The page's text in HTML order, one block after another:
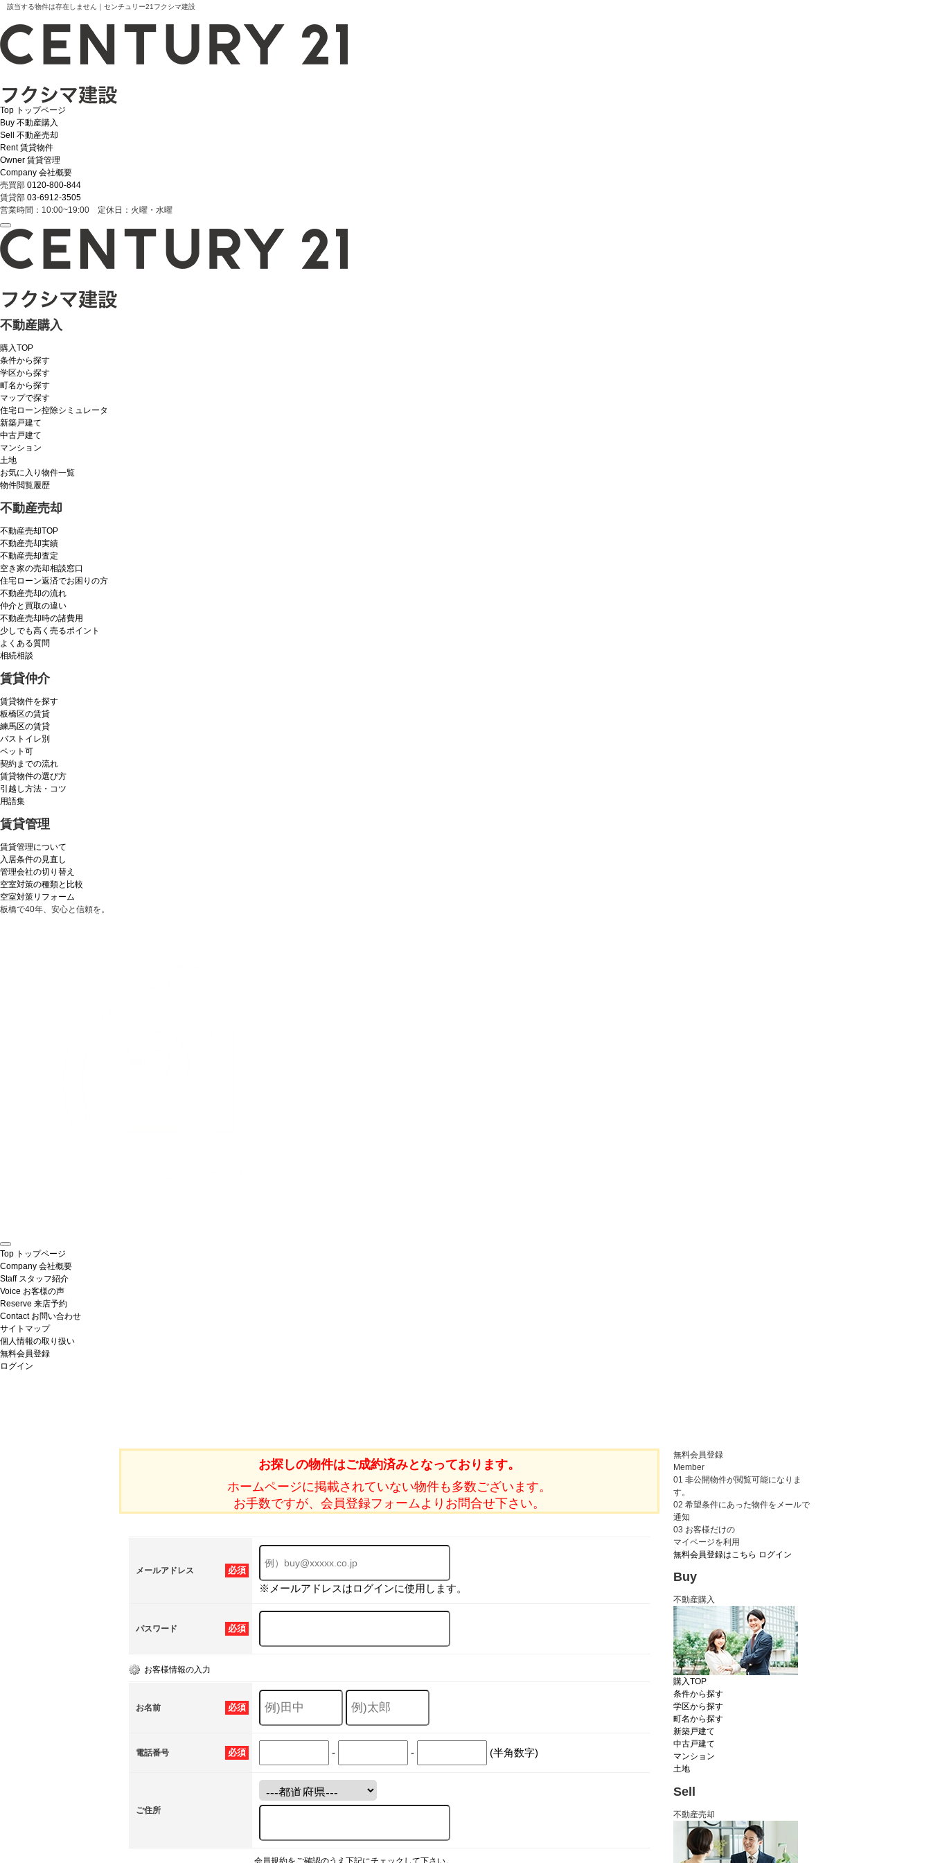
該当する物件は存在しません｜センチュリー21フクシマ建設
Top トップページ
Buy 不動産購入
Sell
不動産売却
Rent 賃貸物件
Owner 賃貸管理
Company 会社概要
売買部 0120-800-844
賃貸部 03-6912-3505
営業時間：10:00~19:00 定休日：火曜・水曜
不動産購入
購入TOP
条件から探す
学区から探す
町名から探す
マップで探す
住宅ローン控除シミュレータ
新築戸建て
中古戸建て
マンション
土地
お気に入り物件一覧
物件閲覧履歴
不動産売却
不動産売却TOP
不動産売却実績
不動産売却査定
空き家の売却相談窓口
住宅ローン返済でお困りの方
不動産売却の流れ
仲介と買取の違い
不動産売却時の諸費用
少しでも高く売るポイント
よくある質問
相続相談
賃貸仲介
賃貸物件を探す
板橋区の賃貸
練馬区の賃貸
バストイレ別
ペット可
契約までの流れ
賃貸物件の選び方
引越し方法・コツ
用語集
賃貸管理
賃貸管理について
入居条件の見直し
管理会社の切り替え
空室対策の種類と比較
空室対策リフォーム
板橋で40年、安心と信頼を。
Top トップページ
Company 会社概要
Staff スタッフ紹介
Voice お客様の声
Reserve 来店予約
Contact お問い合わせ
サイトマップ
個人情報の取り扱い
無料会員登録
ログイン
お探しの物件はご成約済みとなっております。
ホームページに掲載されていない物件も多数ございます。
お手数ですが、会員登録フォームよりお問合せ下さい。
必須
メールアドレス
※メールアドレスはログインに使用します。
必須
パスワード
お客様情報の入力
必須
お名前
必須
電話番号 - - (半角数字)
ご住所
会員規約をご確認のうえ下記にチェックして下さい。
無料会員登録
Member
01 非公開物件が閲覧可能になりま
す。
02 希望条件にあった物件をメールで
通知
03 お客様だけの
マイページを利用
無料会員登録はこちら ログイン
Buy
不動産購入
購入TOP
条件から探す
学区から探す
町名から探す
新築戸建て
中古戸建て
マンション
土地
Sell
不動産売却